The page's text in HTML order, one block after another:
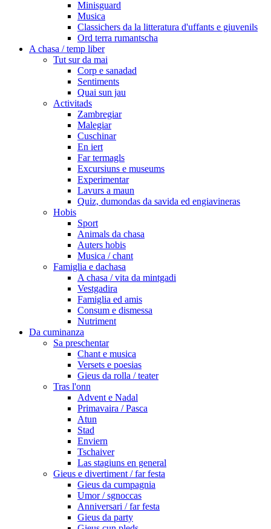
Minisguard
Musica
Classichers da la litteratura d'uffants e giuvenils
Ord terra rumantscha
A chasa / temp liber
Tut sur da mai
Corp e sanadad
Sentiments
Quai sun jau
Activitads
Zambregiar
Malegiar
Cuschinar
En iert
Far termagls
Excursiuns e museums
Experimentar
Lavurs a maun
Quiz, dumondas da savida ed engiavineras
Hobis
Sport
Animals da chasa
Auters hobis
Musica / chant
Famiglia e dachasa
A chasa / vita da mintgadi
Vestgadira
Famiglia ed amis
Consum e dismessa
Nutriment
Da cuminanza
Sa preschentar
Chant e musica
Versets e poesias
Gieus da rolla / teater
Tras l'onn
Advent e Nadal
Primavaira / Pasca
Atun
Stad
Enviern
Tschaiver
Las stagiuns en general
Gieus e divertiment / far festa
Gieus da cumpagnia
Umor / sgnoccas
Anniversari / far festa
Gieus da party